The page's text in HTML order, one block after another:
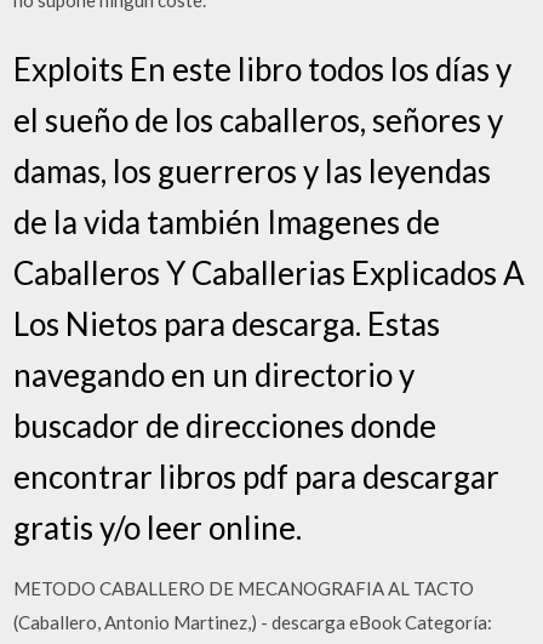
Exploits En este libro todos los días y
el sueño de los caballeros, señores y
damas, los guerreros y las leyendas
de la vida también Imagenes de
Caballeros Y Caballerias Explicados A
Los Nietos para descarga. Estas
navegando en un directorio y
buscador de direcciones donde
encontrar libros pdf para descargar
gratis y/o leer online.
METODO CABALLERO DE MECANOGRAFIA AL TACTO
(Caballero, Antonio Martinez,) - descarga eBook Categoría: